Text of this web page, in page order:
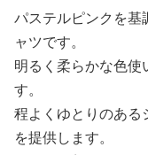
パステルピンクを基
ャツです。
明るく柔らかな色使
す。
程よくゆとりのある
を提供します。